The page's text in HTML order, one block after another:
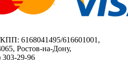
6168041495/616601001,
Ростов-на-Дону,
303-29-96